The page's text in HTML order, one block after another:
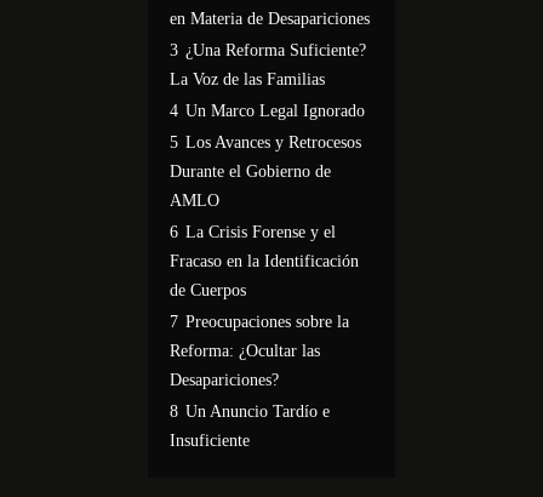
en Materia de Desapariciones
3 ¿Una Reforma Suficiente?
La Voz de las Familias
4 Un Marco Legal Ignorado
5 Los Avances y Retrocesos
Durante el Gobierno de
AMLO
6 La Crisis Forense y el
Fracaso en la Identificación
de Cuerpos
7 Preocupaciones sobre la
Reforma: ¿Ocultar las
Desapariciones?
8 Un Anuncio Tardío e
Insuficiente